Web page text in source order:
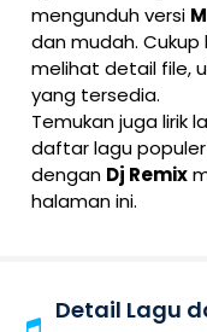
mengunduh versi
dan mudah. Cukup
melihat detail file,
yang tersedia.
Temukan juga lirik
daftar lagu
dengan Dj Remix
halaman ini.
Detail Lagu